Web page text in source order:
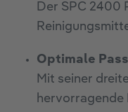
Der SPC 2400
Optimale
Mit seiner
hervorragende